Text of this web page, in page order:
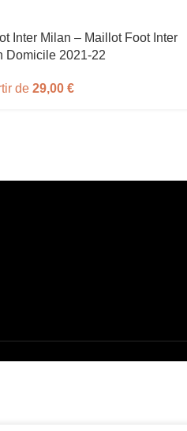
Inter Milan – Maillot Foot Inter
Domicile 2021-22
de 29,00 €